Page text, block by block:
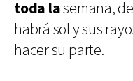
toda lasemana,
habrá sol y sus
hacer su parte.